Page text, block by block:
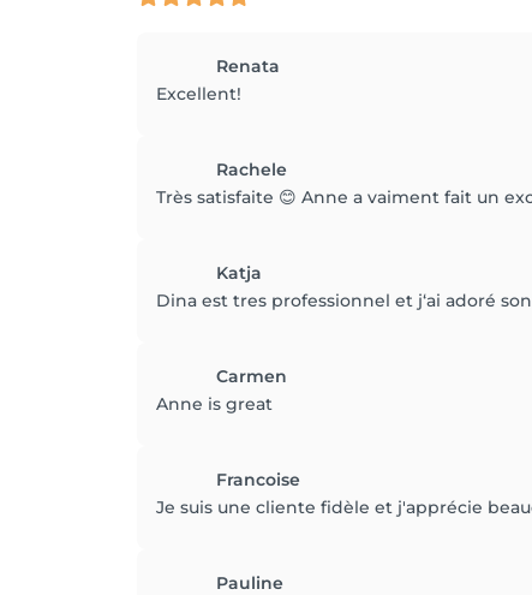
Renata
Excellent!
Rachele
Très satisfaite 😊 Anne a vaiment fait un
Katja
Dina est tres professionnel et j‘ai adoré
Carmen
Anne is great
Francoise
Je suis une cliente fidèle et j'apprécie
Pauline